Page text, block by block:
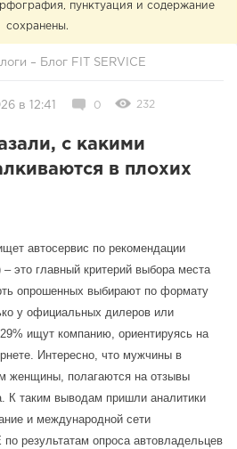
пунктуация и содержание
сохранены.
– Блог FIT SERVICE
в 12:41 0 232
с какими
в плохих
автосервис по рекомендации
это главный критерий выбора места
опрошенных выбирают по формату
у официальных дилеров или
ищут компанию, ориентируясь на
Интересно, что мужчины в
женщины, полагаются на отзывы
К таким выводам пришли аналитики
и международной сети
результатам опроса автовладельцев